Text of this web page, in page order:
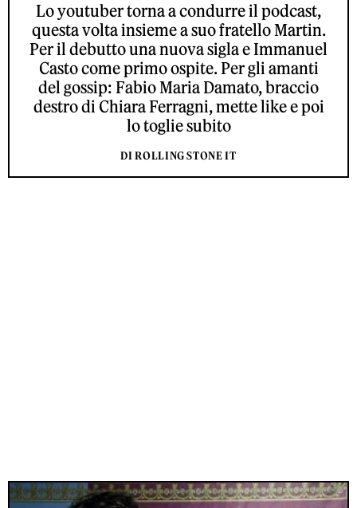
Lo youtuber torna a condurre il podcast,
questa volta insieme a suo fratello Martin.
Per il debutto una nuova sigla e Immanuel
Casto come primo ospite. Per gli amanti
del gossip: Fabio Maria Damato, braccio
destro di Chiara Ferragni, mette like e poi
lo toglie subito
DI ROLLING STONE IT